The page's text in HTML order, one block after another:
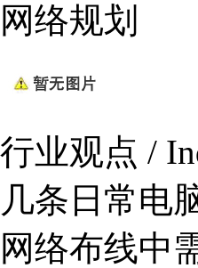
网络规划
行业观点 /
几条日常电
网络布线中